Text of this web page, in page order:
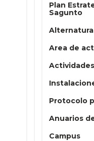
Plan
Sagunto
Alternatura
Area de
Protocolo
Anuarios
Campus